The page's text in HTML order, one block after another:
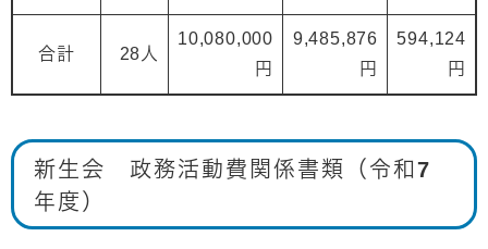
合計 28人
10,080,000
円
9,485,876
円
594,124
円
新生会 政務活動費関係書類（令和7
年度）